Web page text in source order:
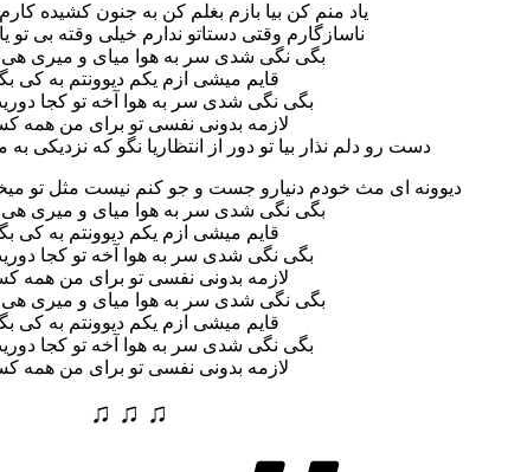
یاد منم کن بیا بازم بغلم کن به جنون کشیده
ناسازگارم وقتی دستاتو ندارم خیلی وقته بی تو
بگی نگی شدی سر به هوا میای و میری هی
قایم میشی ازم یکم دیوونتم به کی
بگی نگی شدی سر به هوا آخه تو کجا
لازمه بدونی نفسی تو برای من همه
دست رو دلم نذار بیا تو دور از انتظاریا نگو که نزدیکی
دیوونه ای مث خودم دنیارو جست و جو کنم نیست مثل تو
بگی نگی شدی سر به هوا میای و میری هی
قایم میشی ازم یکم دیوونتم به کی
بگی نگی شدی سر به هوا آخه تو کجا
لازمه بدونی نفسی تو برای من همه
بگی نگی شدی سر به هوا میای و میری هی
قایم میشی ازم یکم دیوونتم به کی
بگی نگی شدی سر به هوا آخه تو کجا
لازمه بدونی نفسی تو برای من همه
♫ ♫ ♫